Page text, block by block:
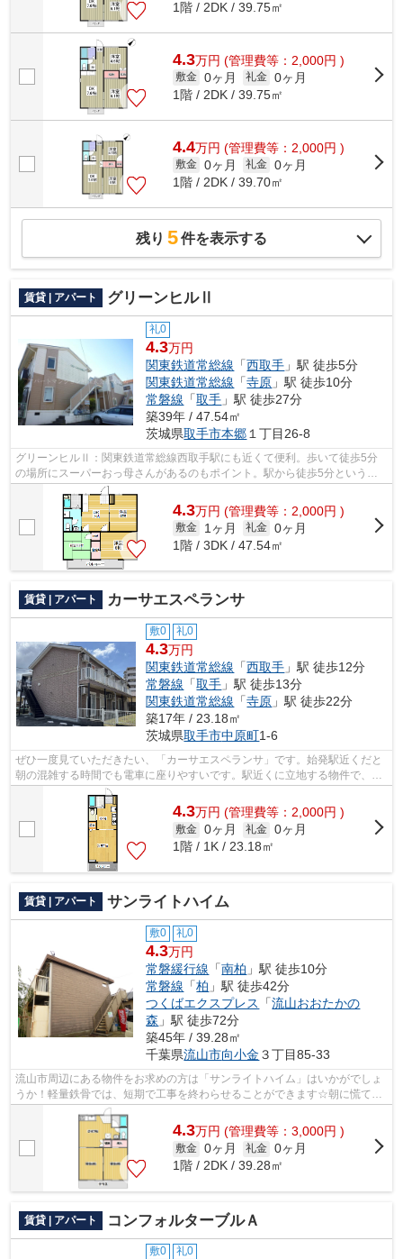
1階 / 2DK / 39.75㎡
4.3万円 (管理費等：2,000円 )
敷金 0ヶ月 礼金 0ヶ月
1階 / 2DK / 39.75㎡
4.4万円 (管理費等：2,000円 )
敷金 0ヶ月 礼金 0ヶ月
1階 / 2DK / 39.70㎡
残り 5件を表示する
賃貸 | アパート グリーンヒルⅡ
礼0
4.3万円
関東鉄道常総線 「西取手 」駅 徒歩5分
関東鉄道常総線 「寺原 」駅 徒歩10分
常磐線 「取手 」駅 徒歩27分
築39年 / 47.54㎡
茨城県取手市本郷 １丁目26-8
グリーンヒルⅡ：関東鉄道常総線西取手駅にも近くて便利。歩いて徒歩5分
の場所にスーパーおっ母さんがあるのもポイント。駅から徒歩5分というア
クセス良好な駅近物件はいかがですか。こ...
4.3万円 (管理費等：2,000円 )
敷金 1ヶ月 礼金 0ヶ月
1階 / 3DK / 47.54㎡
賃貸 | アパート カーサエスペランサ
敷0 礼0
4.3万円
関東鉄道常総線 「西取手 」駅 徒歩12分
常磐線 「取手 」駅 徒歩13分
関東鉄道常総線 「寺原 」駅 徒歩22分
築17年 / 23.18㎡
茨城県取手市中原町1-6
ぜひ一度見ていただきたい、「カーサエスペランサ」です。始発駅近くだと
朝の混雑する時間でも電車に座りやすいです。駅近くに立地する物件で、徒
歩12分程でアクセスできます。最上階...
4.3万円 (管理費等：2,000円 )
敷金 0ヶ月 礼金 0ヶ月
1階 / 1K / 23.18㎡
賃貸 | アパート サンライトハイム
敷0 礼0
4.3万円
常磐緩行線 「南柏 」駅 徒歩10分
常磐線 「柏 」駅 徒歩42分
つくばエクスプレス
「流山おおたかの
森 」駅 徒歩72分
築45年 / 39.28㎡
千葉県流山市向小金 ３丁目85-33
流山市周辺にある物件をお求めの方は「サンライトハイム」はいかがでしょ
うか！軽量鉄骨では、短期で工事を終わらせることができます☆朝に慌てる
ことなく行動するために駅から徒歩10分...
4.3万円 (管理費等：3,000円 )
敷金 0ヶ月 礼金 0ヶ月
1階 / 2DK / 39.28㎡
賃貸 | アパート コンフォルターブルＡ
敷0 礼0